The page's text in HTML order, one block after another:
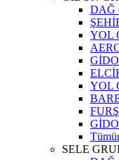
DAĞ
YOL
YOL
SELE